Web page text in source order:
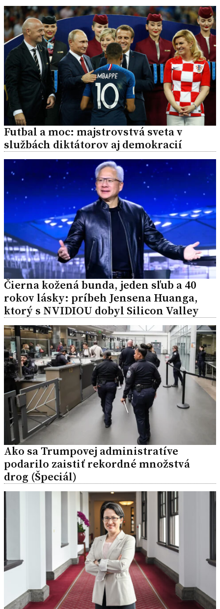
Futbal a moc: majstrovstvá sveta v
službách diktátorov aj demokracií
Čierna kožená bunda, jeden sľub a 40
rokov lásky: príbeh Jensena Huanga,
ktorý s NVIDIOU dobyl Silicon Valley
Ako sa Trumpovej administratíve
podarilo zaistiť rekordné množstvá
drog (Špeciál)